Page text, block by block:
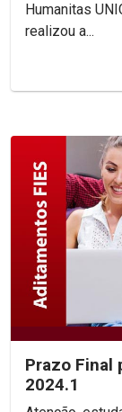
Humanitas
realizou a...
Prazo Final
2024.1